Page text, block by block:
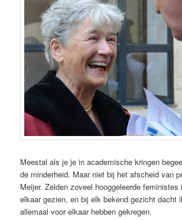
Meestal als je je in academische kringen
de minderheid. Maar niet bij het afscheid van
Meijer. Zelden zoveel hooggeleerde feministes
elkaar gezien, en bij elk bekend gezicht dacht
allemaal voor elkaar hebben gekregen.